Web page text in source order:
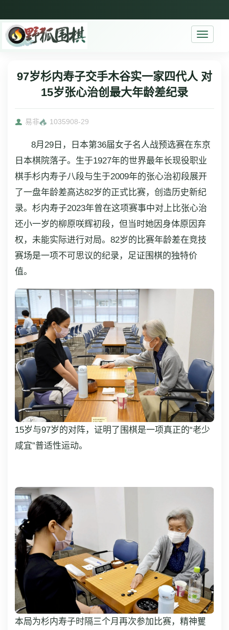
Toggle
97岁杉内寿子交手木谷实一家四代人 对
15岁张心治创最大年龄差纪录
易非 1035908-29
8月29日，日本第36届女子名人战预选赛在东京
日本棋院落子。生于1927年的世界最年长现役职业
棋手杉内寿子八段与生于2009年的张心治初段展开
了一盘年龄差高达82岁的正式比赛，创造历史新纪
录。杉内寿子2023年曾在这项赛事中对上比张心治
还小一岁的柳原咲辉初段，但当时她因身体原因弃
权，未能实际进行对局。82岁的比赛年龄差在竞技
赛场是一项不可思议的纪录，足证围棋的独特价
值。
15岁与97岁的对阵，证明了围棋是一项真正的“老少
咸宜”普适性运动。
本局为杉内寿子时隔三个月再次参加比赛，精神矍